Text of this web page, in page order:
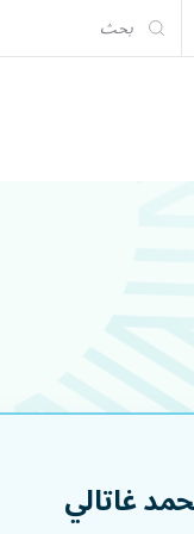
غاتالي